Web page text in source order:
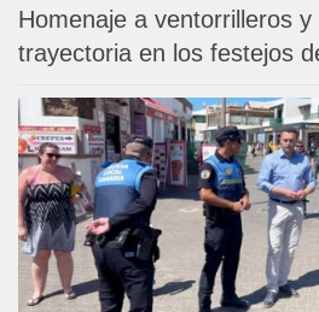
Homenaje a ventorrilleros
trayectoria en los festejos